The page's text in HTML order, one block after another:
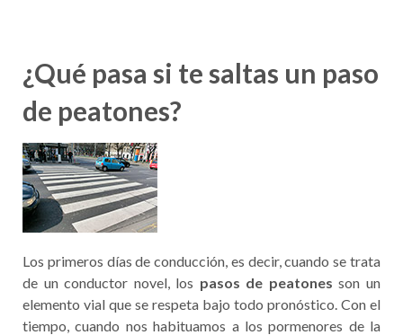
¿Qué pasa si te saltas un paso
de peatones?
Los primeros días de conducción, es decir, cuando se trata
de un conductor novel, los pasos de peatones son un
elemento vial que se respeta bajo todo pronóstico. Con el
tiempo, cuando nos habituamos a los pormenores de la